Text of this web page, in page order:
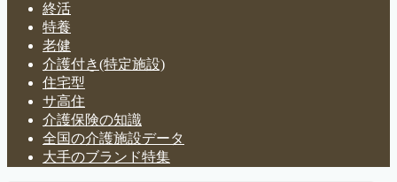
終活
特養
老健
介護付き(特定施設)
住宅型
サ高住
介護保険の知識
全国の介護施設データ
大手のブランド特集